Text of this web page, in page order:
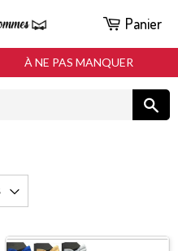
À NE PAS MANQUER
Panier